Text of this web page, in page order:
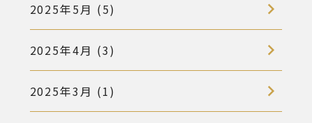
2025年5月 (5)
2025年4月 (3)
2025年3月 (1)